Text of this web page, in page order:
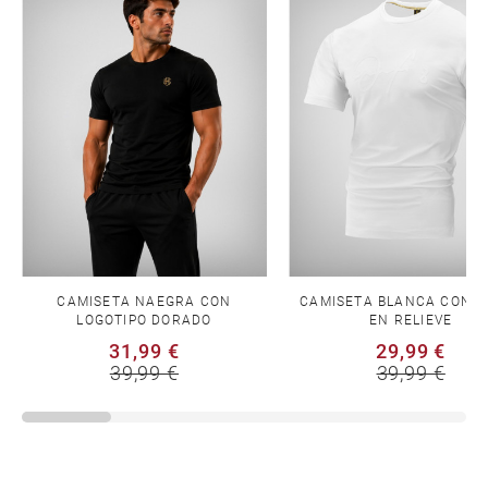
CAMISETA NAEGRA CON
LOGOTIPO DORADO
31,99 €
39,99 €
CAMISETA BLANCA CON
EN RELIEVE
29,99 €
39,99 €